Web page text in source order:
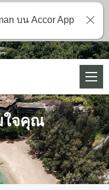
ใจคุณ
บน Accor App